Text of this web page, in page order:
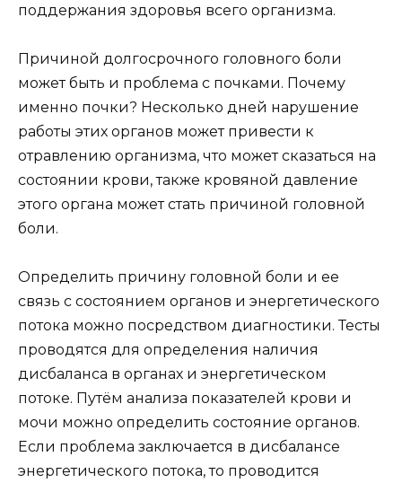
поддержания здоровья всего организма.
Причиной долгосрочного головного боли
может быть и проблема с почками. Почему
именно почки? Несколько дней нарушение
работы этих органов может привести к
отравлению организма, что может сказаться на
состоянии крови, также кровяной давление
этого органа может стать причиной головной
боли.
Определить причину головной боли и ее
связь с состоянием органов и энергетического
потока можно посредством диагностики. Тесты
проводятся для определения наличия
дисбаланса в органах и энергетическом
потоке. Путём анализа показателей крови и
мочи можно определить состояние органов.
Если проблема заключается в дисбалансе
энергетического потока, то проводится